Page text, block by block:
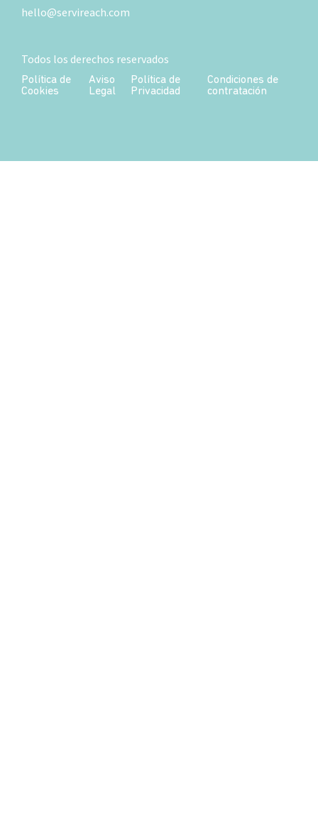
hello@servireach.com
Todos los derechos reservados
Política de
Cookies
Aviso
Legal
Política de
Privacidad
Condiciones de
contratación